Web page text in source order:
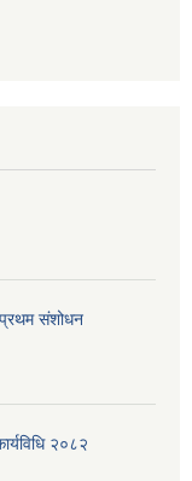
प्रथम संशोधन
२०८२